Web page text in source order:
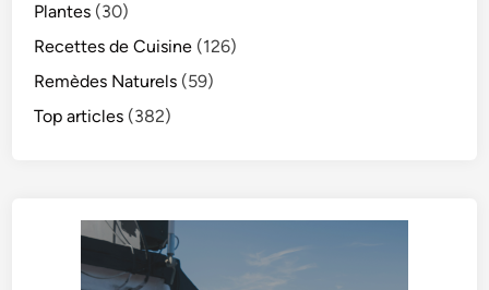
Plantes (30)
Recettes de Cuisine (126)
Remèdes Naturels (59)
Top articles (382)